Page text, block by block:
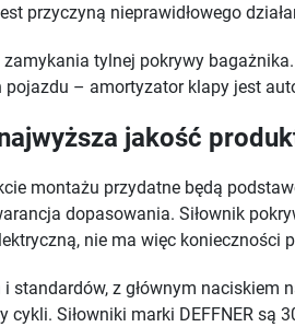
przyczyną nieprawidłowego
tylnej pokrywy
– amortyzator klapy jest
jakość
montażu przydatne będą
dopasowania. Siłownik
nie ma więc konieczności
standardów, z głównym
Siłowniki marki DEFFNER